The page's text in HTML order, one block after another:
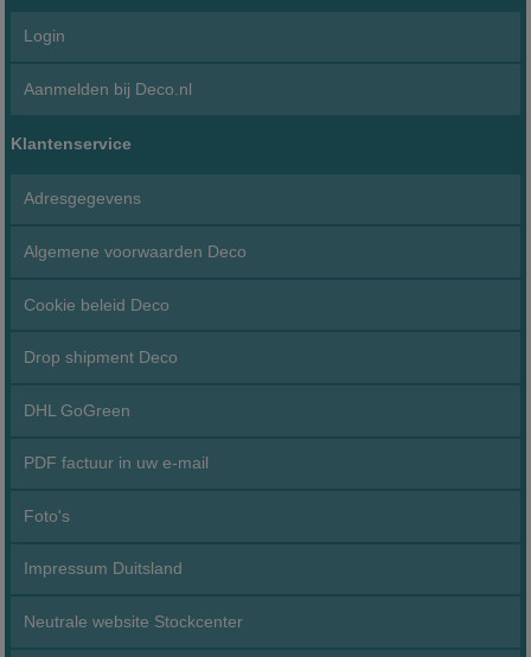
Login
Aanmelden bij Deco.nl
Klantenservice
Adresgegevens
Algemene voorwaarden Deco
Cookie beleid Deco
Drop shipment Deco
DHL GoGreen
PDF factuur in uw e-mail
Foto's
Impressum Duitsland
Neutrale website Stockcenter